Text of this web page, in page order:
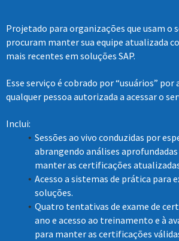
Projetado para organizações que usam o
procuram manter sua equipe atualizada
mais recentes em soluções SAP.
Esse serviço é cobrado por “usuários” por
qualquer pessoa autorizada a acessar o
Inclui:
Sessões ao vivo conduzidas por
abrangendo análises
manter as certificações
Acesso a sistemas de prática para
soluções.
Quatro tentativas de exame de
ano e acesso ao treinamento e à
para manter as certificações